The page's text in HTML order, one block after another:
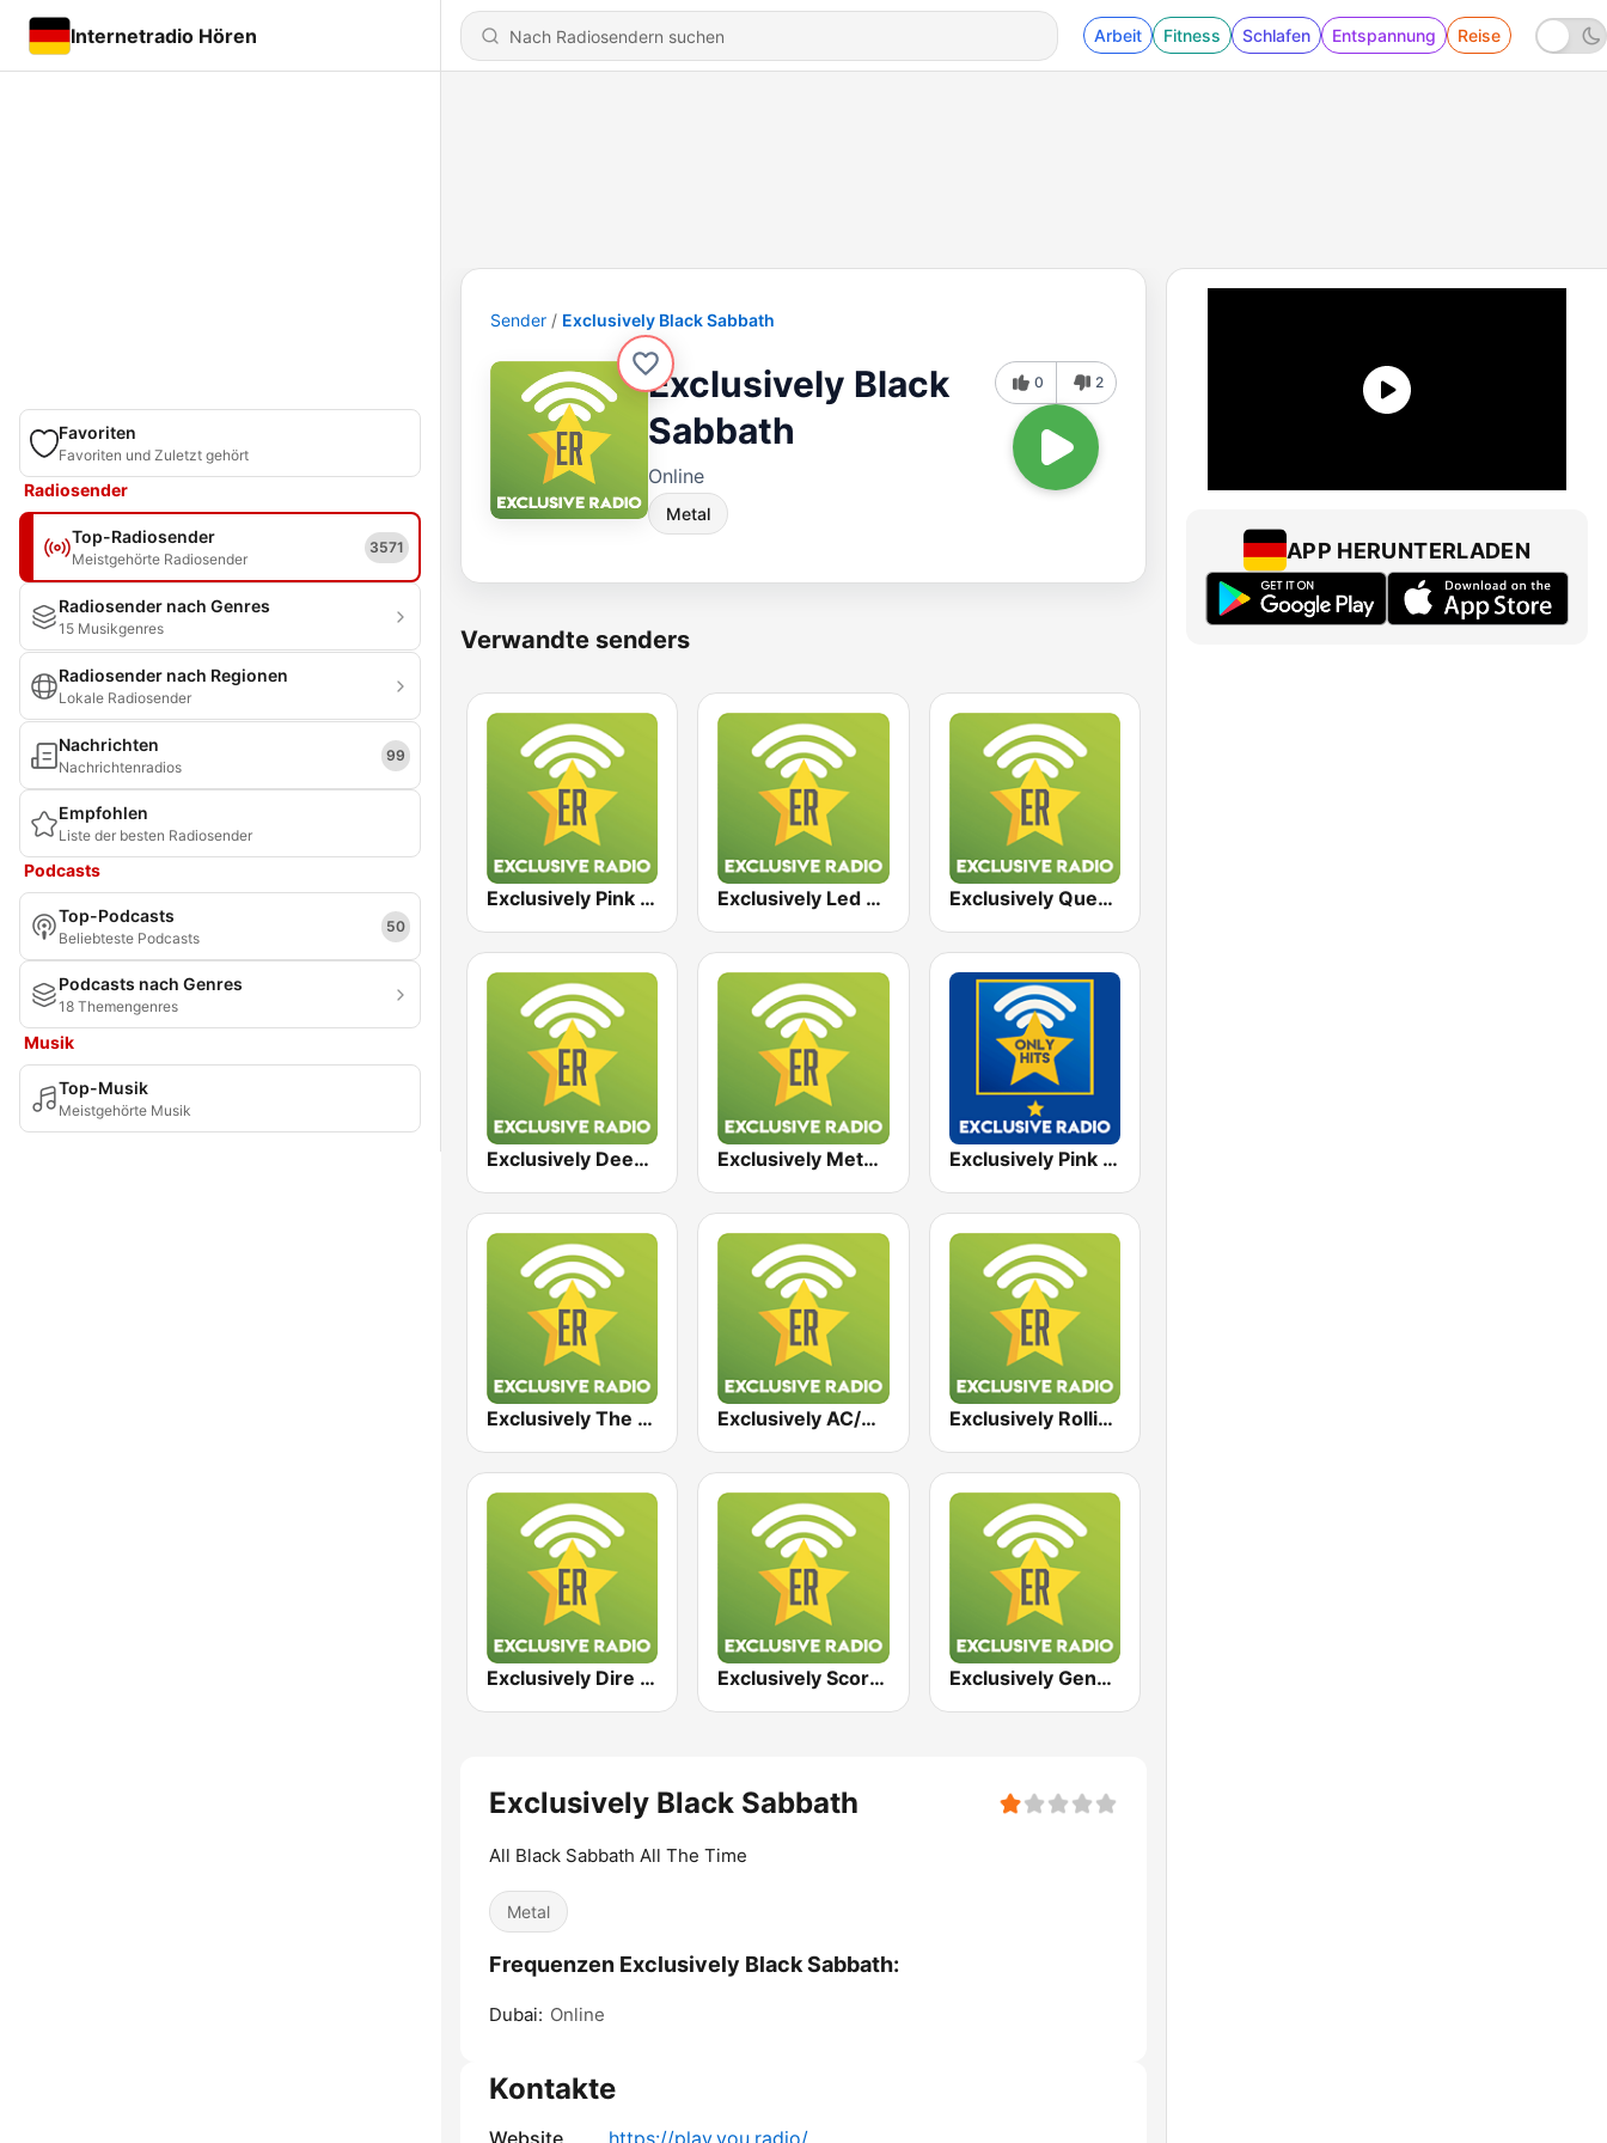
Internetradio Hören Arbeit Fitness Schlafen Entspannung Reise
Favoriten
Favoriten und Zuletzt gehört
Radiosender
Top-Radiosender
Meistgehörte Radiosender
3571
Radiosender nach Genres
15 Musikgenres
Radiosender nach Regionen
Lokale Radiosender
Nachrichten
Nachrichtenradios
99
Empfohlen
Liste der besten Radiosender
Podcasts
Top-Podcasts
Beliebteste Podcasts
50
Podcasts nach Genres
18 Themengenres
Musik
Top-Musik
Meistgehörte Musik
Sender Exclusively Black Sabbath
Exclusively Black
Sabbath
Online
Metal
0 2
Verwandte senders
Exclusively Pink Floyd Exclusively Led Zeppelin Exclusively Queen
Exclusively Deep Purple Exclusively Metallica Exclusively Pink Floyd - HITS
Exclusively The Doors Exclusively AC/DC Exclusively Rolling Stones
Exclusively Dire Straits Exclusively Scorpions Exclusively Genesis
Exclusively Black Sabbath
All Black Sabbath All The Time
Metal
Frequenzen Exclusively Black Sabbath:
Dubai: Online
Kontakte
APP HERUNTERLADEN